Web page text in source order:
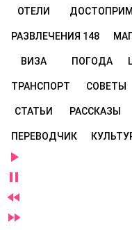
ОТЕЛИ
РАЗВЛЕЧЕНИЯ 148
ВИЗА ПОГОДА
ТРАНСПОРТ СОВЕТЫ
СТАТЬИ РАССКАЗЫ
ПЕРЕВОДЧИК



